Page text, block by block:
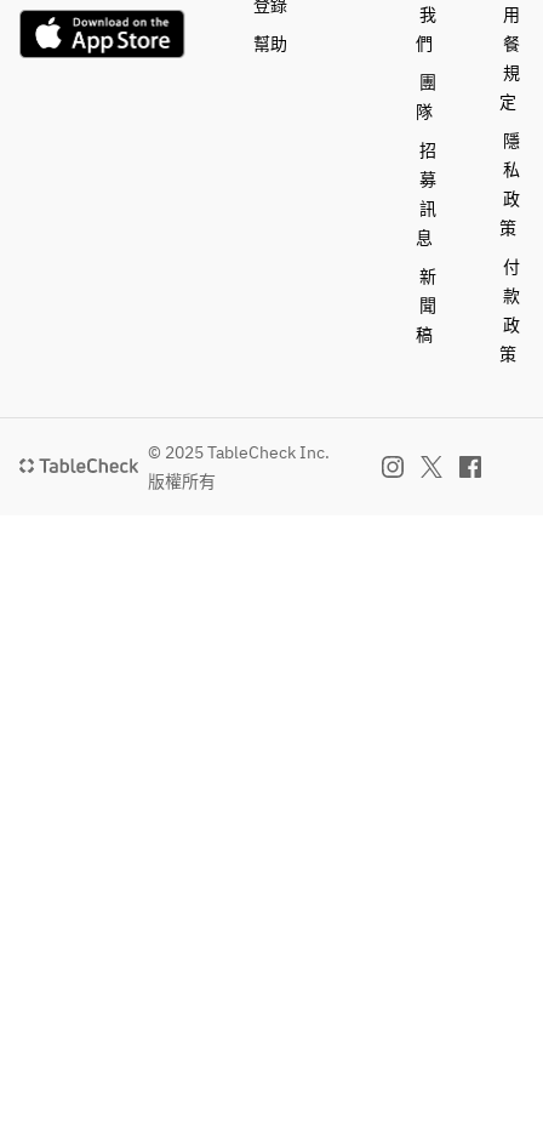
登錄
幫助
我
們
團
隊
招
募
訊
息
新
聞
稿
用
餐
規
定
隱
私
政
策
付
款
政
策
© 2025 TableCheck Inc.
版權所有